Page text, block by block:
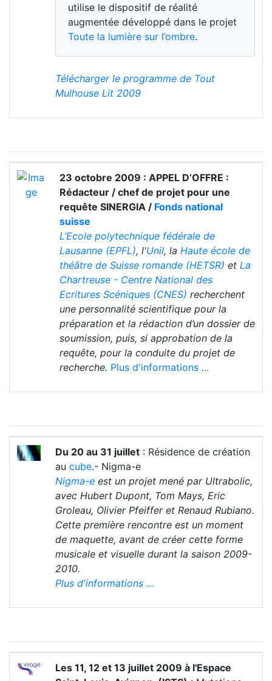
utilise le dispositif de réalité
augmentée développé dans le projet
Toute la lumière sur l’ombre.
Télécharger le programme de Tout
Mulhouse Lit 2009
23 octobre 2009 : APPEL D’OFFRE :
Rédacteur / chef de projet pour une
requête SINERGIA / Fonds national
suisse
L’Ecole polytechnique fédérale de
Lausanne (EPFL), l'Unil, la Haute école de
théâtre de Suisse romande (HETSR) et La
Chartreuse - Centre National des
Ecritures Scéniques (CNES) recherchent
une personnalité scientifique pour la
préparation et la rédaction d’un dossier de
soumission, puis, si approbation de la
requête, pour la conduite du projet de
recherche. Plus d'informations ...
Du 20 au 31 juillet : Résidence de création
au cube.- Nigma-e
Nigma-e est un projet mené par Ultrabolic,
avec Hubert Dupont, Tom Mays, Eric
Groleau, Olivier Pfeiffer et Renaud Rubiano.
Cette première rencontre est un moment
de maquette, avant de créer cette forme
musicale et visuelle durant la saison 2009-
2010.
Plus d'informations ...
Les 11, 12 et 13 juillet 2009 à l'Espace